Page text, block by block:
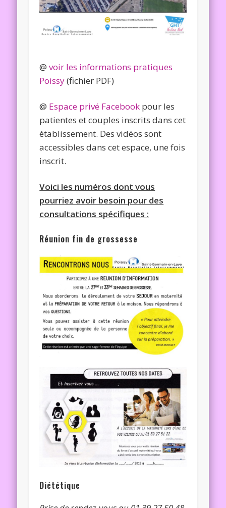
@voir les informations pratiques
Poissy(fichier PDF)
@ Espace privé Facebook pour les
patientes et couples inscrits dans cet
établissement. Des vidéos sont
accessibles dans cet espace, une fois
inscrit.
Voici les numéros dont vous
pourriez avoir besoin pour des
consultations spécifiques :
Réunion fin de grossesse
Diététique